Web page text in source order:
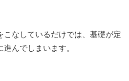
こなしているだけでは、基礎が定
んでしまいます。